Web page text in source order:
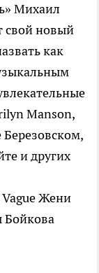
Михаил
свой новый
как
Manson,
и других
Жени
Бойкова